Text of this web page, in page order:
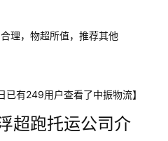
理，物超所值，推荐其他
有249用户查看了中振物流】
超跑托运公司介